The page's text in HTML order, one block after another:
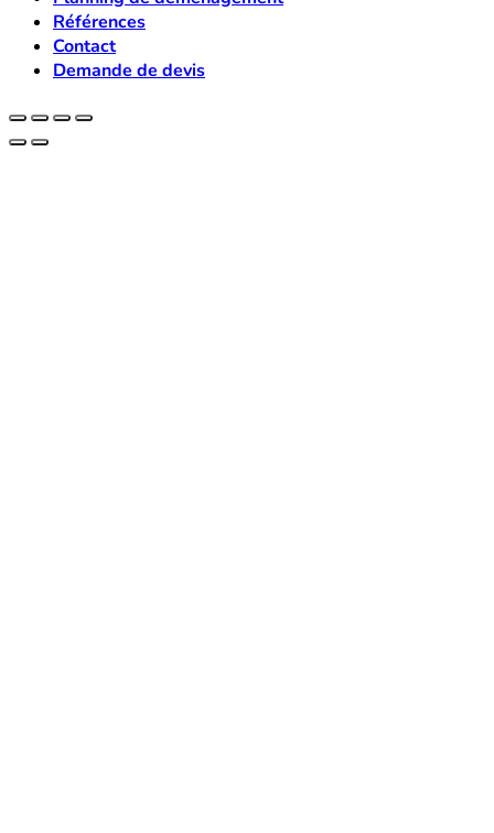
Références
Contact
Demande de devis